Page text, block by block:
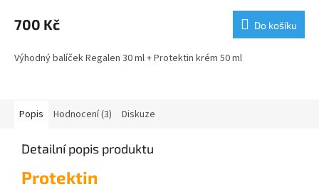
M
A
produktu
je
z
700 Kč Do košíku
Výhodný balíček Regalen 30 ml + Protektin krém 50 ml
Popis Hodnocení (3) Diskuze
Detailní popis produktu
Protektin